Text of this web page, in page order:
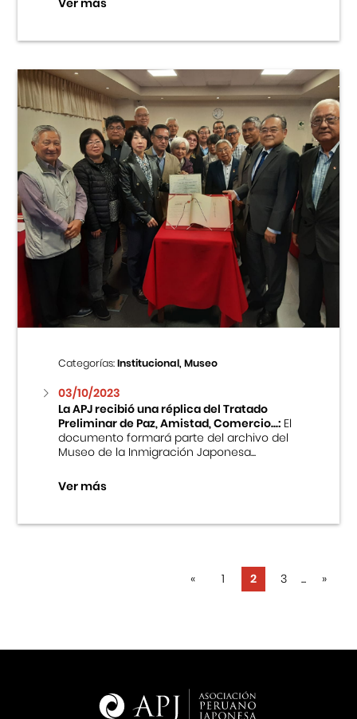
Ver más
Categorías:Institucional, Museo
03/10/2023
La APJ recibió una réplica del Tratado
Preliminar de Paz, Amistad, Comercio...:El
documento formará parte del archivo del
Museo de la Inmigración Japonesa...
Ver más
« 1 2 3 ... »